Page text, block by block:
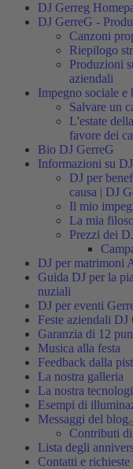
DJ Gerreg
DJ GerreG -
Canzoni
Riepilogo
Produzioni
aziendali
Impegno sociale e
Salvare un
L'estate
favore dei
Bio DJ GerreG
Informazioni su
DJ per
causa | DJ
Il mio
La mia
Prezzi dei
DJ per matrimoni
Guida DJ per la
nuziali
DJ per eventi
Feste aziendali DJ
Garanzia di 12
Musica alla festa
Feedback dalla
La nostra galleria
La nostra
Esempi di
Messaggi del blog
Contributi
Lista degli
Contatti e richieste